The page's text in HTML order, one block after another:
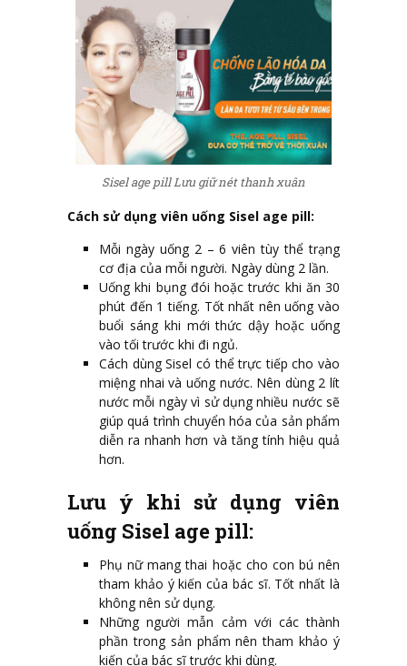
Sisel age pill Lưu giữ nét thanh xuân
Cách sử dụng viên uống Sisel age pill:
Mỗi ngày uống 2 – 6 viên tùy thể trạng
cơ địa của mỗi người. Ngày dùng 2 lần.
Uống khi bụng đói hoặc trước khi ăn 30
phút đến 1 tiếng. Tốt nhất nên uống vào
buổi sáng khi mới thức dậy hoặc uống
vào tối trước khi đi ngủ.
Cách dùng Sisel có thể trực tiếp cho vào
miệng nhai và uống nước. Nên dùng 2 lít
nước mỗi ngày vì sử dụng nhiều nước sẽ
giúp quá trình chuyển hóa của sản phẩm
diễn ra nhanh hơn và tăng tính hiệu quả
hơn.
Lưu ý khi sử dụng viên
uống Sisel age pill:
Phụ nữ mang thai hoặc cho con bú nên
tham khảo ý kiến của bác sĩ. Tốt nhất là
không nên sử dụng.
Những người mẫn cảm với các thành
phần trong sản phẩm nên tham khảo ý
kiến của bác sĩ trước khi dùng.